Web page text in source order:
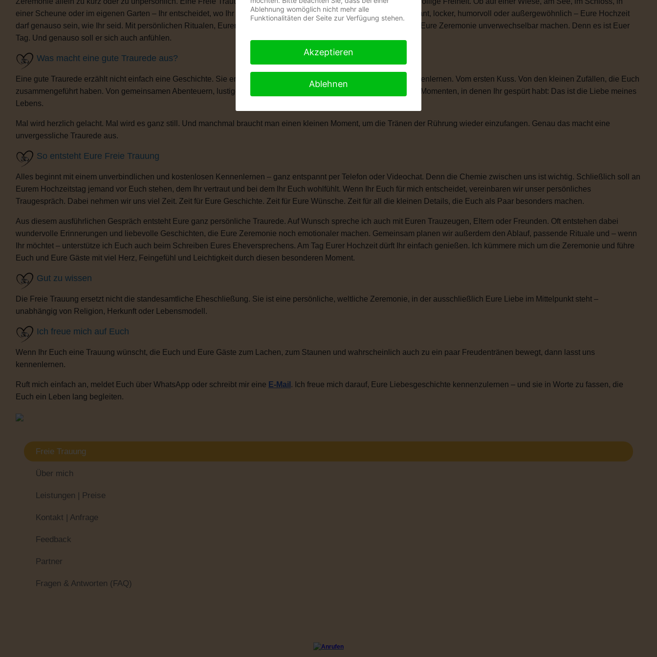
Freie Trauung
Über mich
Leistungen | Preise
Kontakt | Anfrage
Feedback
Partner
Fragen & Antworten (FAQ)
einer Scheune oder im eigenen Garten – Ihr entscheidet, wo Ihr Euch das Ja-Wort gebt. Ob romantisch, modern, elegant, locker, humorvoll oder außergewöhnlich – Eure Hochzeit
darf genauso sein, wie Ihr seid. Mit persönlichen Ritualen, Eurem Eheversprechen und vielen kleinen Momenten, die Eure Zeremonie unverwechselbar machen. Denn es ist Euer
Tag. Und genauso soll er sich auch anfühlen.
Was macht eine gute Traurede aus?
Eine gute Traurede erzählt nicht einfach eine Geschichte. Sie erzählt Eure Liebesgeschichte. Von Eurem ersten Kennenlernen. Vom ersten Kuss. Von den kleinen Zufällen, die Euch
zusammengeführt haben. Von gemeinsamen Abenteuern, lustigen Anekdoten, besonderen Erinnerungen und all den Momenten, in denen Ihr gespürt habt: Das ist die Liebe meines
Lebens.
Mal wird herzlich gelacht. Mal wird es ganz still. Und manchmal braucht man einen kleinen Moment, um die Tränen der Rührung wieder einzufangen. Genau das macht eine
unvergessliche Traurede aus.
So entsteht Eure Freie Trauung
Alles beginnt mit einem unverbindlichen und kostenlosen Kennenlernen – ganz entspannt per Telefon oder Videochat. Denn die Chemie zwischen uns ist wichtig. Schließlich soll an
Eurem Hochzeitstag jemand vor Euch stehen, dem Ihr vertraut und bei dem Ihr Euch wohlfühlt. Wenn Ihr Euch für mich entscheidet, vereinbaren wir unser persönliches
Traugespräch. Dabei nehmen wir uns viel Zeit. Zeit für Eure Geschichte. Zeit für Eure Wünsche. Zeit für all die kleinen Details, die Euch als Paar besonders machen.
Aus diesem ausführlichen Gespräch entsteht Eure ganz persönliche Traurede. Auf Wunsch spreche ich auch mit Euren Trauzeugen, Eltern oder Freunden. Oft entstehen dabei
wundervolle Erinnerungen und liebevolle Geschichten, die Eure Zeremonie noch emotionaler machen. Gemeinsam planen wir außerdem den Ablauf, passende Rituale und – wenn
Ihr möchtet – unterstütze ich Euch auch beim Schreiben Eures Eheversprechens. Am Tag Eurer Hochzeit dürft Ihr einfach genießen. Ich kümmere mich um die Zeremonie und führe
Euch und Eure Gäste mit viel Herz, Feingefühl und Leichtigkeit durch diesen besonderen Moment.
Gut zu wissen
Die Freie Trauung ersetzt nicht die standesamtliche Eheschließung. Sie ist eine persönliche, weltliche Zeremonie, in der ausschließlich Eure Liebe im Mittelpunkt steht –
unabhängig von Religion, Herkunft oder Lebensmodell.
Ich freue mich auf Euch
Wenn Ihr Euch eine Trauung wünscht, die Euch und Eure Gäste zum Lachen, zum Staunen und wahrscheinlich auch zu ein paar Freudentränen bewegt, dann lasst uns
kennenlernen.
Ruft mich einfach an, meldet Euch über WhatsApp oder schreibt mir eine E-Mail . Ich freue mich darauf, Eure Liebesgeschichte kennenzulernen – und sie in Worte zu fassen, die
Euch ein Leben lang begleiten.
Ablehnung womöglich nicht mehr alle
Funktionalitäten der Seite zur Verfügung stehen.
Akzeptieren
Ablehnen